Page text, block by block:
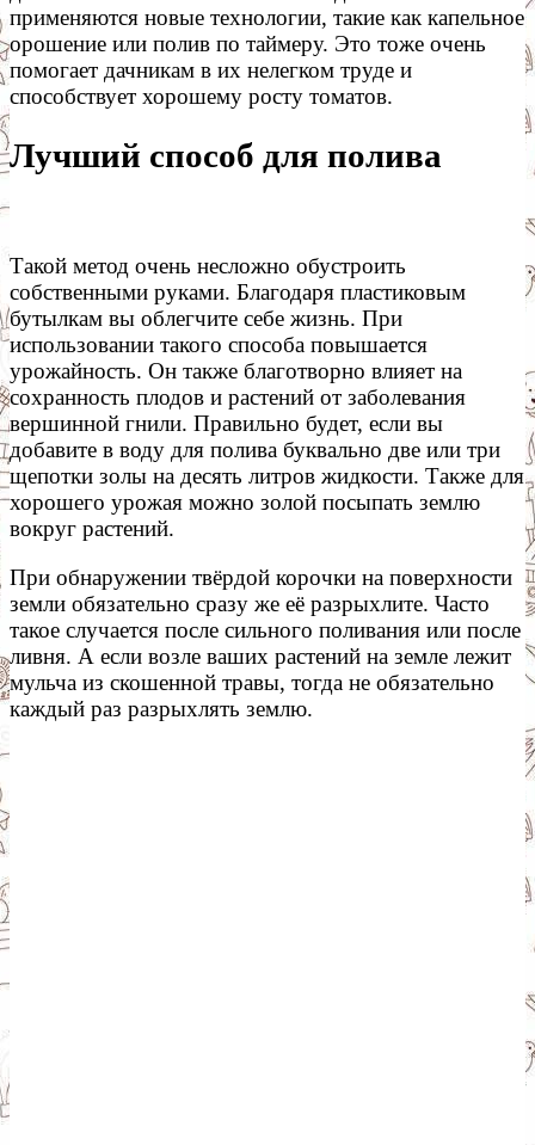
применяются новые технологии, такие как капельное
орошение или полив по таймеру. Это тоже очень
помогает дачникам в их нелегком труде и
способствует хорошему росту томатов.
Лучший способ для полива
Такой метод очень несложно обустроить
собственными руками. Благодаря пластиковым
бутылкам вы облегчите себе жизнь. При
использовании такого способа повышается
урожайность. Он также благотворно влияет на
сохранность плодов и растений от заболевания
вершинной гнили. Правильно будет, если вы
добавите в воду для полива буквально две или три
щепотки золы на десять литров жидкости. Также для
хорошего урожая можно золой посыпать землю
вокруг растений.
При обнаружении твёрдой корочки на поверхности
земли обязательно сразу же её разрыхлите. Часто
такое случается после сильного поливания или после
ливня. А если возле ваших растений на земле лежит
мульча из скошенной травы, тогда не обязательно
каждый раз разрыхлять землю.